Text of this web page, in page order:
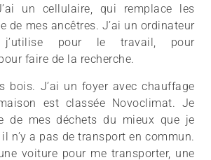
un cellulaire, qui remplace les
de mes ancêtres. J’ai un ordinateur
j’utilise pour le travail, pour
faire de la recherche.
bois. J’ai un foyer avec chauffage
est classée Novoclimat. Je
de mes déchets du mieux que je
n’y a pas de transport en commun.
voiture pour me transporter, une